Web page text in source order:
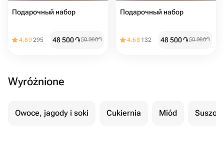
Подарочный набор
4.89295 48 500֏50 000֏
Подарочный набор
4.68 132 48 500֏50 000֏
Wyróżnione
Owoce, jagody i soki Cukiernia Miód